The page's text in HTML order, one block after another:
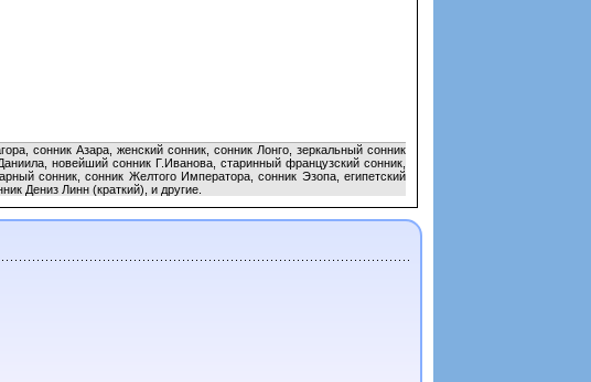
сонник Азара, женский сонник, сонник Лонго, зеркальный сонник
новейший сонник Г.Иванова, старинный французский сонник,
сонник, сонник Желтого Императора, сонник Эзопа, египетский
Дениз Линн (краткий), и другие.